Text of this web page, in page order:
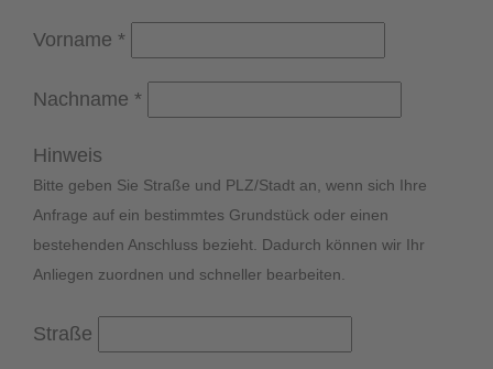
Vorname *
Nachname *
Hinweis
Bitte geben Sie Straße und PLZ/Stadt an, wenn sich Ihre
Anfrage auf ein bestimmtes Grundstück oder einen
bestehenden Anschluss bezieht. Dadurch können wir Ihr
Anliegen zuordnen und schneller bearbeiten.
Straße